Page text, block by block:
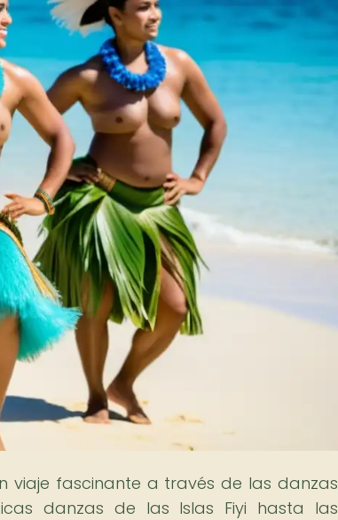
viaje fascinante a través de las danzas
danzas de las Islas Fiyi hasta las